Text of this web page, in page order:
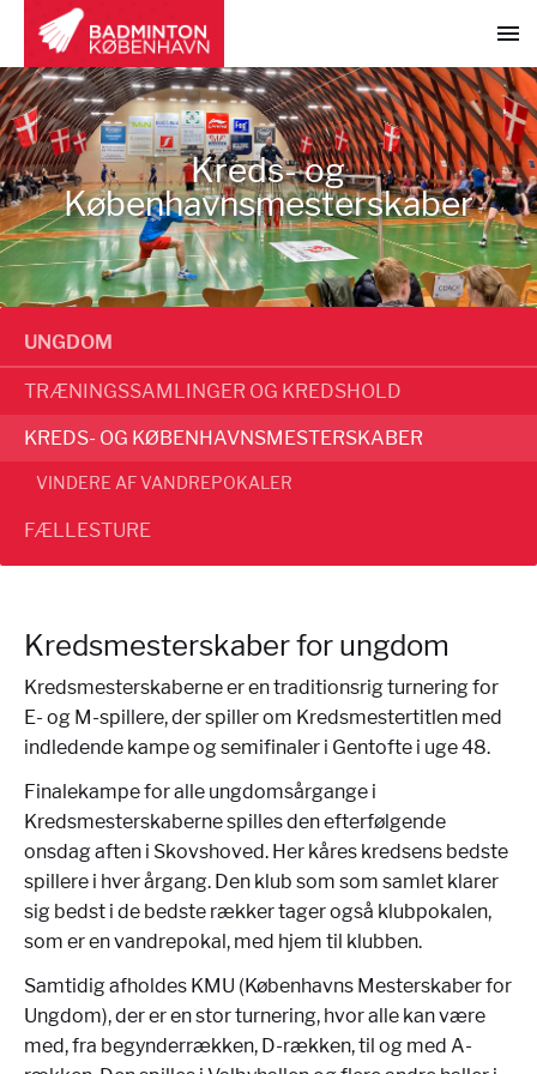
Kreds- og
Københavnsmesterskaber
UNGDOM
TRÆNINGSSAMLINGER OG KREDSHOLD
KREDS- OG KØBENHAVNSMESTERSKABER
VINDERE AF VANDREPOKALER
FÆLLESTURE
Kredsmesterskaber for ungdom
Kredsmesterskaberne er en traditionsrig turnering for
E- og M-spillere, der spiller om Kredsmestertitlen med
indledende kampe og semifinaler i Gentofte i uge 48.
Finalekampe for alle ungdomsårgange i
Kredsmesterskaberne spilles den efterfølgende
onsdag aften i Skovshoved. Her kåres kredsens bedste
spillere i hver årgang. Den klub som som samlet klarer
sig bedst i de bedste rækker tager også klubpokalen,
som er en vandrepokal, med hjem til klubben.
Samtidig afholdes KMU (Københavns Mesterskaber for
Ungdom), der er en stor turnering, hvor alle kan være
med, fra begynderrækken, D-rækken, til og med A-